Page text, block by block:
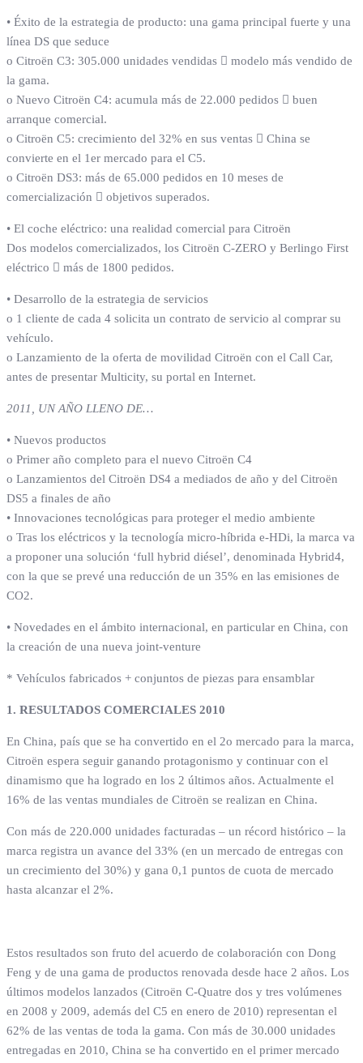
• Éxito de la estrategia de producto: una gama principal fuerte y una
línea DS que seduce
o Citroën C3: 305.000 unidades vendidas  modelo más vendido de
la gama.
o Nuevo Citroën C4: acumula más de 22.000 pedidos  buen
arranque comercial.
o Citroën C5: crecimiento del 32% en sus ventas  China se
convierte en el 1er mercado para el C5.
o Citroën DS3: más de 65.000 pedidos en 10 meses de
comercialización  objetivos superados.
• El coche eléctrico: una realidad comercial para Citroën
Dos modelos comercializados, los Citroën C-ZERO y Berlingo First
eléctrico  más de 1800 pedidos.
• Desarrollo de la estrategia de servicios
o 1 cliente de cada 4 solicita un contrato de servicio al comprar su
vehículo.
o Lanzamiento de la oferta de movilidad Citroën con el Call Car,
antes de presentar Multicity, su portal en Internet.
2011, UN AÑO LLENO DE…
• Nuevos productos
o Primer año completo para el nuevo Citroën C4
o Lanzamientos del Citroën DS4 a mediados de año y del Citroën
DS5 a finales de año
• Innovaciones tecnológicas para proteger el medio ambiente
o Tras los eléctricos y la tecnología micro-híbrida e-HDi, la marca va
a proponer una solución ‘full hybrid diésel’, denominada Hybrid4,
con la que se prevé una reducción de un 35% en las emisiones de
CO2.
• Novedades en el ámbito internacional, en particular en China, con
la creación de una nueva joint-venture
* Vehículos fabricados + conjuntos de piezas para ensamblar
1. RESULTADOS COMERCIALES 2010
En China, país que se ha convertido en el 2o mercado para la marca,
Citroën espera seguir ganando protagonismo y continuar con el
dinamismo que ha logrado en los 2 últimos años. Actualmente el
16% de las ventas mundiales de Citroën se realizan en China.
Con más de 220.000 unidades facturadas – un récord histórico – la
marca registra un avance del 33% (en un mercado de entregas con
un crecimiento del 30%) y gana 0,1 puntos de cuota de mercado
hasta alcanzar el 2%.
Estos resultados son fruto del acuerdo de colaboración con Dong
Feng y de una gama de productos renovada desde hace 2 años. Los
últimos modelos lanzados (Citroën C-Quatre dos y tres volúmenes
en 2008 y 2009, además del C5 en enero de 2010) representan el
62% de las ventas de toda la gama. Con más de 30.000 unidades
entregadas en 2010, China se ha convertido en el primer mercado